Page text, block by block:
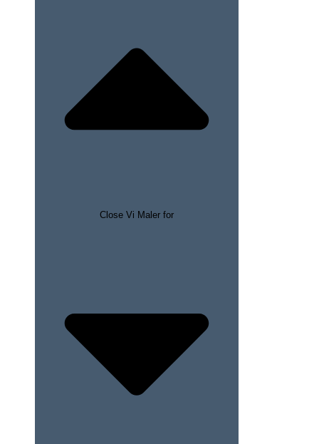
Close Vi Maler for